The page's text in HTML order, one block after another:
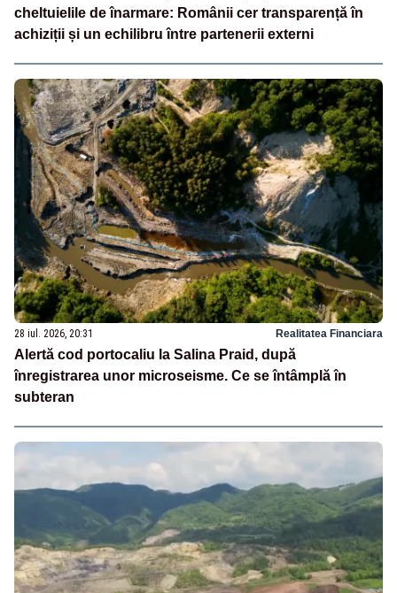
cheltuielile de înarmare: Românii cer transparență în
achiziții și un echilibru între partenerii externi
28 iul. 2026, 20:31 Realitatea Financiara
Alertă cod portocaliu la Salina Praid, după
înregistrarea unor microseisme. Ce se întâmplă în
subteran